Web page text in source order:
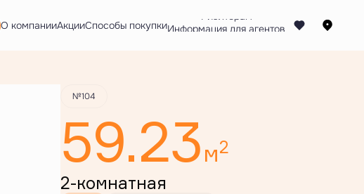
О компанииАкцииСпособы покупки Забронировать
№104
59.23м2
2-комнатная